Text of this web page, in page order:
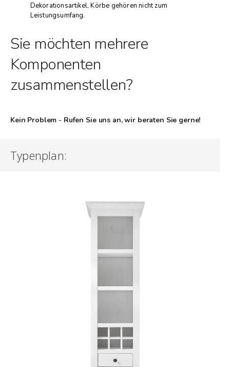
Dekorationsartikel, Körbe gehören nicht zum
Leistungsumfang.
Sie möchten mehrere
Komponenten
zusammenstellen?
Kein Problem - Rufen Sie uns an, wir beraten Sie gerne!
Typenplan: